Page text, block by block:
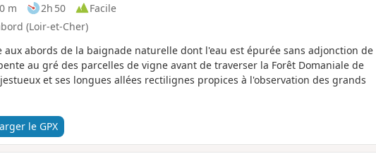
m 2h 50
Facile
(Loir-et-Cher)
abords de la baignade naturelle dont l'eau est épurée sans adjonction de
au gré des parcelles de vigne avant de traverser la Forêt Domaniale de
et ses longues allées rectilignes propices à l'observation des grands
le GPX